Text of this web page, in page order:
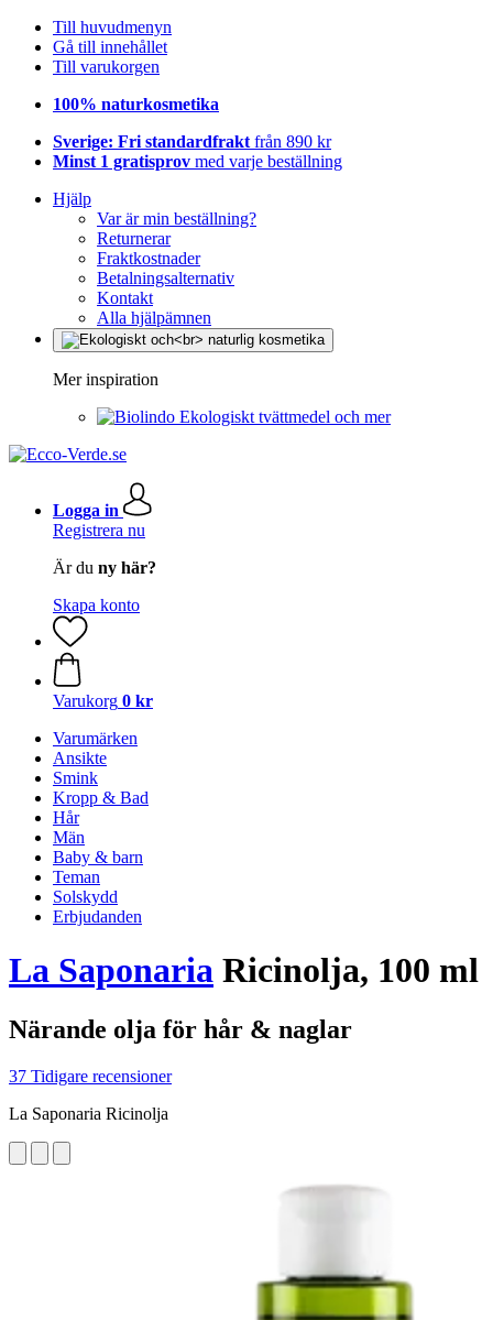
Till huvudmenyn
Gå till innehållet
Till varukorgen
100% naturkosmetika
Sverige: Fri standardfrakt från 890 kr
Minst 1 gratisprov med varje beställning
Hjälp
Var är min beställning?
Returnerar
Fraktkostnader
Betalningsalternativ
Kontakt
Alla hjälpämnen
Mer inspiration
Ekologiskt tvättmedel och mer
Logga in
Registrera nu
Är du ny här?
Skapa konto
Varukorg 0 kr
Varumärken
Ansikte
Smink
Kropp & Bad
Hår
Män
Baby & barn
Teman
Solskydd
Erbjudanden
La Saponaria Ricinolja, 100 ml
Närande olja för hår & naglar
37 Tidigare recensioner
La Saponaria Ricinolja